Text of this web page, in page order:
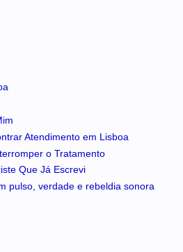
Atendimento em Lisboa
o Tratamento
Que Já Escrevi
pulso, verdade e rebeldia sonora